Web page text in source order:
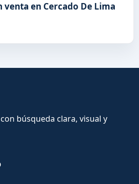
en Cercado De Lima
búsqueda clara, visual y